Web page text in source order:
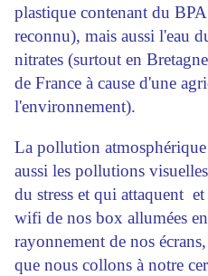
plastique contenant du
reconnu), mais aussi l'eau
nitrates (surtout en
de France à cause d'une
l'environnement).
La pollution
aussi les pollutions
du stress et qui attaquent
wifi de nos box allumées
rayonnement de nos
que nous collons à notre